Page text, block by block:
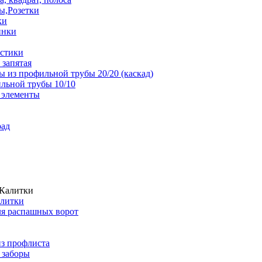
из профильной трубы 20/20 (каскад)
трубы 10/10
распашных ворот
профлиста